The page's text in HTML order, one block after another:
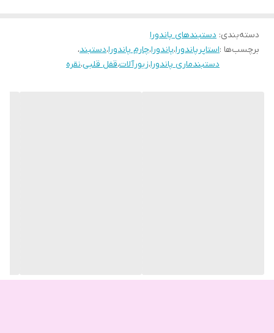
دسته‌بندی: دستبندهای پاندورا
برچسب‌ها :استاپرپاندورا،پاندورا،چارم پاندورا،دستبند،
دستبندماری پاندورا،زیورآلات،قفل قلبی،نقره